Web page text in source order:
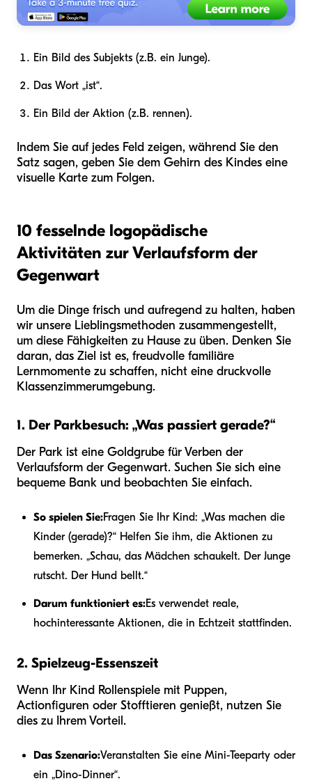
Ein Bild des Subjekts (z.B. ein Junge).
Das Wort „ist“.
Ein Bild der Aktion (z.B. rennen).
Indem Sie auf jedes Feld zeigen, während Sie den
Satz sagen, geben Sie dem Gehirn des Kindes eine
visuelle Karte zum Folgen.
10 fesselnde logopädische
Aktivitäten zur Verlaufsform der
Gegenwart
Um die Dinge frisch und aufregend zu halten, haben
wir unsere Lieblingsmethoden zusammengestellt,
um diese Fähigkeiten zu Hause zu üben. Denken Sie
daran, das Ziel ist es, freudvolle familiäre
Lernmomente zu schaffen, nicht eine druckvolle
Klassenzimmerumgebung.
1. Der Parkbesuch: „Was passiert gerade?“
Der Park ist eine Goldgrube für Verben der
Verlaufsform der Gegenwart. Suchen Sie sich eine
bequeme Bank und beobachten Sie einfach.
So spielen Sie:Fragen Sie Ihr Kind: „Was machen die
Kinder (gerade)?“ Helfen Sie ihm, die Aktionen zu
bemerken. „Schau, das Mädchen schaukelt. Der Junge
rutscht. Der Hund bellt.“
Darum funktioniert es:Es verwendet reale,
hochinteressante Aktionen, die in Echtzeit stattfinden.
2. Spielzeug-Essenszeit
Wenn Ihr Kind Rollenspiele mit Puppen,
Actionfiguren oder Stofftieren genießt, nutzen Sie
dies zu Ihrem Vorteil.
Das Szenario:Veranstalten Sie eine Mini-Teeparty oder
ein „Dino-Dinner“.